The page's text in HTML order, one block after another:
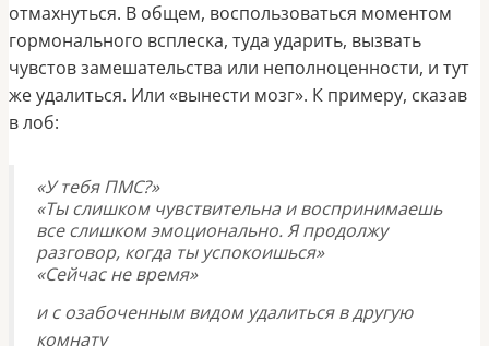
отмахнуться. В общем, воспользоваться моментом
гормонального всплеска, туда ударить, вызвать
чувстов замешательства или неполноценности, и тут
же удалиться. Или «вынести мозг». К примеру, сказав
в лоб:
«У тебя ПМС?»
«Ты слишком чувствительна и воспринимаешь
все слишком эмоционально. Я продолжу
разговор, когда ты успокоишься»
«Сейчас не время»
и с озабоченным видом удалиться в другую
комнату